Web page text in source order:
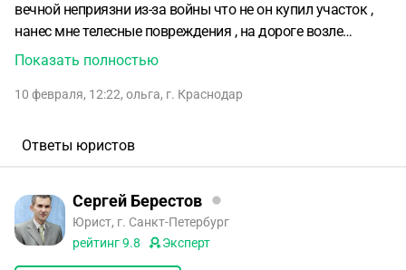
вечной неприязни из-за войны что не он купил участок ,
нанес мне телесные повреждения , на дороге возле
соседнего дома. . Удары, вывих пальца .Камеры
Участковый водил его на суд , дали штраф 5000 в фонд
Могу ли я подать за моральный и физический ущерб ?
С ув .
Показать полностью
10 февраля, 12:22, ольга, г. Краснодар
Ответы юристов
Сергей Берестов
Юрист, г. Санкт-Петербург
рейтинг9.8 Эксперт